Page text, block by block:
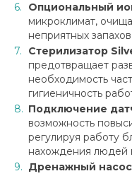
Опциональный
микроклимат,
неприятных запахов.
Стерилизатор
предотвращает
необходимость
гигиеничность
Подключение
возможность
регулируя работу
нахождения людей
Дренажный